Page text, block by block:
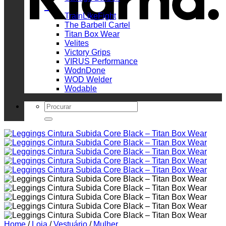
_
TrainLikeFight
The Barbell Cartel
Titan Box Wear
Velites
Victory Grips
VIRUS Performance
WodnDone
WOD Welder
Wodable
Search
for:
Home / Loja / Vestuário / Mulher